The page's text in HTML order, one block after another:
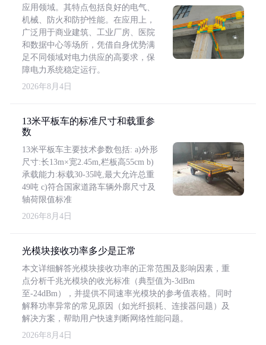
应用领域。其特点包括良好的电气、
机械、防火和防护性能。在应用上，
广泛用于商业建筑、工业厂房、医院
和数据中心等场所，凭借自身优势满
足不同领域对电力供应的高要求，保
障电力系统稳定运行。
2026年8月4日
13米平板车的标准尺寸和载重参
数
13米平板车主要技术参数包括: a)外形
尺寸:长13m×宽2.45m,栏板高55cm b)
承载能力:标载30-35吨,最大允许总重
49吨 c)符合国家道路车辆外廓尺寸及
轴荷限值标准
2026年8月4日
光模块接收功率多少是正常
本文详细解答光模块接收功率的正常范围及影响因素，重
点分析千兆光模块的收光标准（典型值为-3dBm
至-24dBm），并提供不同速率光模块的参考值表格。同时
解释功率异常的常见原因（如光纤损耗、连接器问题）及
解决方案，帮助用户快速判断网络性能问题。
2026年8月4日